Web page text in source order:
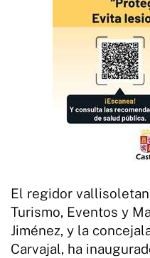
El regidor
Turismo, Eventos y
Jiménez, y la
Carvajal, ha